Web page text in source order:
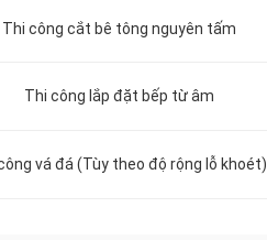
Thi công cắt bê tông nguyên tấm
Thi công lắp đặt bếp từ âm
vá đá (Tùy theo độ rộng lỗ khoét)